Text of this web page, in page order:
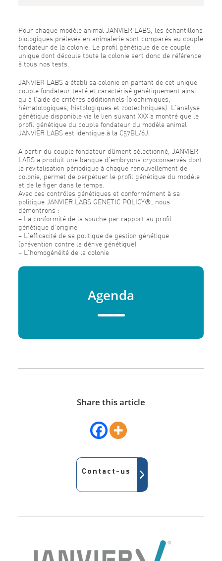
Pour chaque modèle animal JANVIER LABS, les échantillons
biologiques prélevés en animalerie sont comparés au couple
fondateur de la colonie. Le profil génétique de ce couple
unique dont découle toute la colonie sert donc de référence
à tous nos tests.
JANVIER LABS a établi sa colonie en partant de cet unique
couple fondateur testé et caractérisé génétiquement ainsi
qu’à l’aide de critères additionnels (biochimiques,
hématologiques, histologiques et zootechniques). L’analyse
génétique disponible via le lien suivant XXX a montré que le
profil génétique du couple fondateur du modèle animal
JANVIER LABS est identique à la C57BL/6J.
A partir du couple fondateur dûment sélectionné, JANVIER
LABS a produit une banque d’embryons cryoconservés dont
la revitalisation périodique à chaque renouvellement de
colonie, permet de perpétuer le profil génétique du modèle
et de le figer dans le temps.
Avec ces contrôles génétiques et conformément à sa
politique JANVIER LABS GENETIC POLICY®, nous
démontrons :
– La conformité de la souche par rapport au profil
génétique d’origine
– L’efficacité de sa politique de gestion génétique
(prévention contre la dérive génétique)
– L’homogénéité de la colonie
Agenda
Share this article
Contact-us